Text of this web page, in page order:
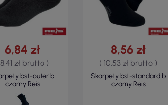
6,84 zł
zł brutto )
bst-outer b
czarny Reis
8,56 zł
( 10,53 zł brutto )
Skarpety bst-standard b
czarny Reis